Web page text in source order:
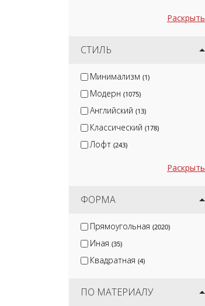
Раскрыть
СТИЛЬ
Минимализм (1)
Модерн (1075)
Английский (13)
Классический (178)
Лофт (243)
Раскрыть
ФОРМА
Прямоугольная (2020)
Иная (35)
Квадратная (4)
ПО МАТЕРИАЛУ